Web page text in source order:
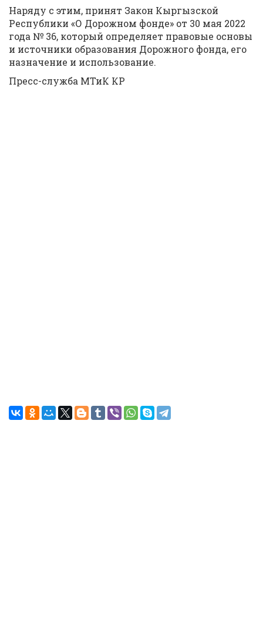
Наряду с этим, принят Закон Кыргызской
Республики «О Дорожном фонде» от 30 мая 2022
года № 36, который определяет правовые основы
и источники образования Дорожного фонда, его
назначение и использование.
Пресс-служба МТиК КР